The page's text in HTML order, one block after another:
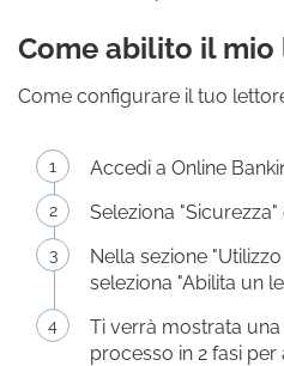
Come abilito il
Come configurare il tuo
Accedi a Online
Seleziona
Nella sezione
seleziona "Abilita un
Ti verrà mostrata
processo in 2 fasi